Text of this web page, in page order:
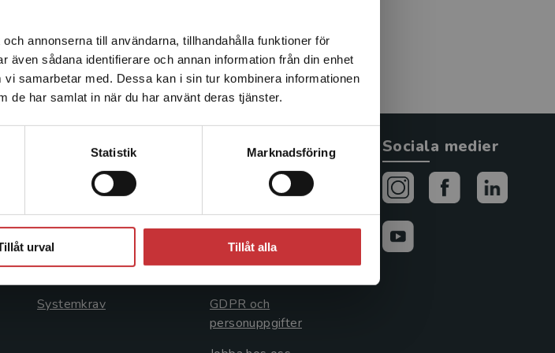
annonserna till användarna, tillhandahålla funktioner för
sådana identifierare och annan information från din enhet
samarbetar med. Dessa kan i sin tur kombinera informationen
de har samlat in när du har använt deras tjänster.
Statistik Marknadsföring
urval Tillåt alla
studentlitteratur.se via en
inte leveranser utanför
ett köp måste
Läs mer
Kundservice
Kontakta kundservice
046-31 21 00
Frågor och svar
Systemkrav
Allmänna länkar
Avtal och rättigheter
Cookies
GDPR och
personuppgifter
Sociala medier